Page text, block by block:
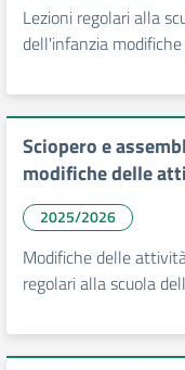
Lezioni regolari alla
dell'infanzia
Sciopero e
modifiche delle
2025/2026
Modifiche delle
regolari alla scuola